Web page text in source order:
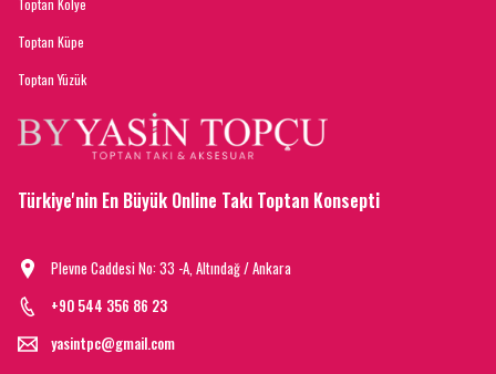
Toptan Kolye
Toptan Küpe
Toptan Yüzük
Türkiye'nin En Büyük Online Takı Toptan Konsepti
Plevne Caddesi No: 33 -A, Altındağ / Ankara
+90 544 356 86 23
yasintpc@gmail.com